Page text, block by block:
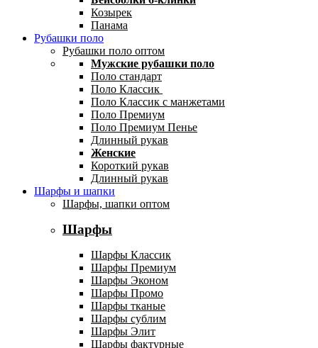
Козырек
Панама
Рубашки поло
Рубашки поло оптом
Мужские рубашки поло
Поло стандарт
Поло Классик
Поло Классик с манжетами
Поло Премиум
Поло Премиум Пенье
Длинный рукав
Женские
Короткий рукав
Длинный рукав
Шарфы и шапки
Шарфы, шапки оптом
Шарфы
Шарфы Классик
Шарфы Премиум
Шарфы Эконом
Шарфы Промо
Шарфы тканые
Шарфы сублим
Шарфы Элит
Шарфы фактурные